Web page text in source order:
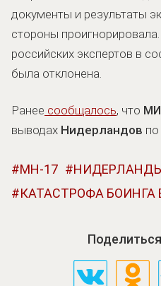
документы и результаты
стороны
российских экспертов в
была отклонена.
Ранее сообщалось, что
выводах Нидерландов
MH-17
КАТАСТРОФА БОИНГА